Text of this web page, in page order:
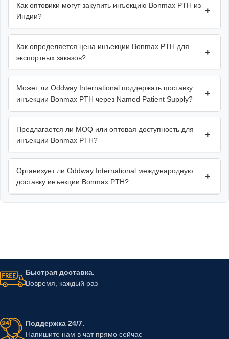
Как оптовики могут закупить инъекцию Bonmax PTH из
Индии?
+
Как определяется цена инъекции Bonmax PTH для
экспортных заказов?
+
Может ли Oddway International поддержать поставку
инъекции Bonmax PTH через Named Patient Supply?
+
Предлагается ли MOQ или оптовая доступность для
инъекции Bonmax PTH?
+
Организует ли Oddway International международную
доставку инъекции Bonmax PTH?
+
Быстрая доставка.
Вовремя, каждый раз
Поддержка 24/7.
Напишите нам в чат прямо сейчас